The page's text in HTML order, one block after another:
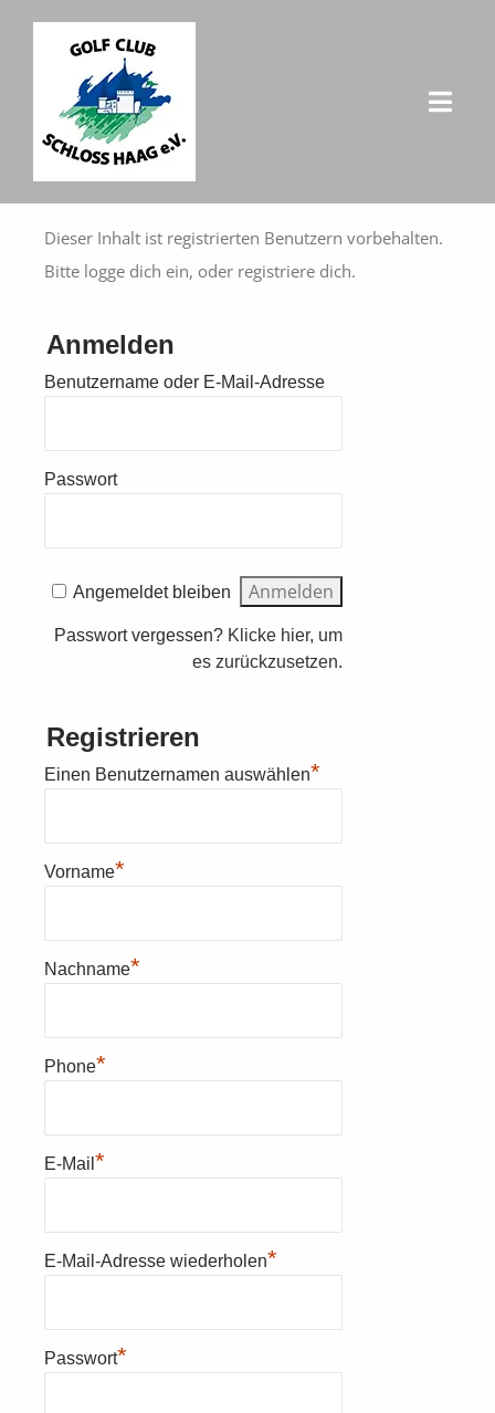
Club
Golfanlage
Golfschule
Gastronomie
Kontakt
Dieser Inhalt ist registrierten Benutzern vorbehalten.
Bitte logge dich ein, oder registriere dich.
Anmelden
Benutzername oder E-Mail-Adresse
Passwort
Angemeldet bleiben
Passwort vergessen? Klicke hier, um
es zurückzusetzen.
Registrieren
Einen Benutzernamen auswählen*
Vorname*
Nachname*
Phone*
E-Mail *
E-Mail-Adresse wiederholen*
Passwort*